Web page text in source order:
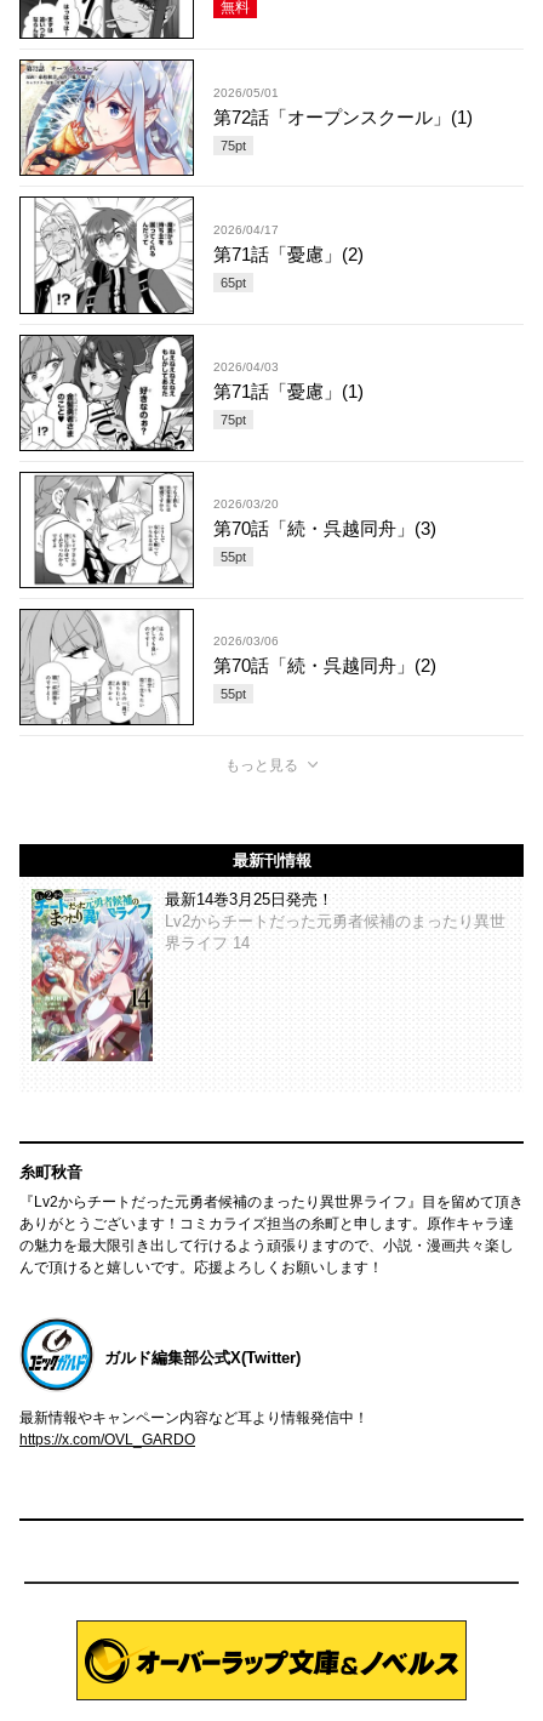
無料
2026/05/01
第72話「オープンスクール」(1)
75pt
2026/04/17
第71話「憂慮」(2)
65pt
2026/04/03
第71話「憂慮」(1)
75pt
2026/03/20
第70話「続・呉越同舟」(3)
55pt
2026/03/06
第70話「続・呉越同舟」(2)
55pt
もっと見る
最新刊情報
最新14巻3月25日発売！
Lv2からチートだった元勇者候補のまったり異世
界ライフ 14
糸町秋音
『Lv2からチートだった元勇者候補のまったり異世界ライフ』目を留めて頂き
ありがとうございます！コミカライズ担当の糸町と申します。原作キャラ達
の魅力を最大限引き出して行けるよう頑張りますので、小説・漫画共々楽し
んで頂けると嬉しいです。応援よろしくお願いします！
ガルド編集部公式X(Twitter)
最新情報やキャンペーン内容など耳より情報発信中！
https://x.com/OVL_GARDO